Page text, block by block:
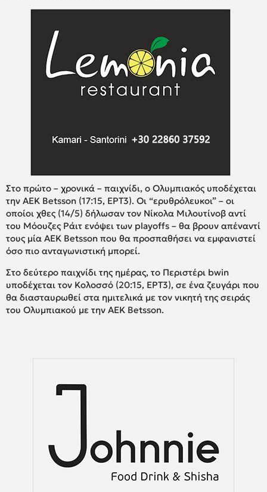
Στο πρώτο – χρονικά – παιχνίδι, ο Ολυμπιακός υποδέχεται
την ΑΕΚ Betsson (17:15, ΕΡΤ3). Οι “ερυθρόλευκοι” – οι
οποίοι χθες (14/5) δήλωσαν τον Νίκολα Μιλουτίνοβ αντί
του Μόουζες Ράιτ ενόψει των playoffs – θα βρουν απέναντί
τους μία ΑΕΚ Betsson που θα προσπαθήσει να εμφανιστεί
όσο πιο ανταγωνιστική μπορεί.
Στο δεύτερο παιχνίδι της ημέρας, το Περιστέρι bwin
υποδέχεται τον Κολοσσό (20:15, ΕΡΤ3), σε ένα ζευγάρι που
θα διασταυρωθεί στα ημιτελικά με τον νικητή της σειράς
του Ολυμπιακού με την ΑΕΚ Betsson.